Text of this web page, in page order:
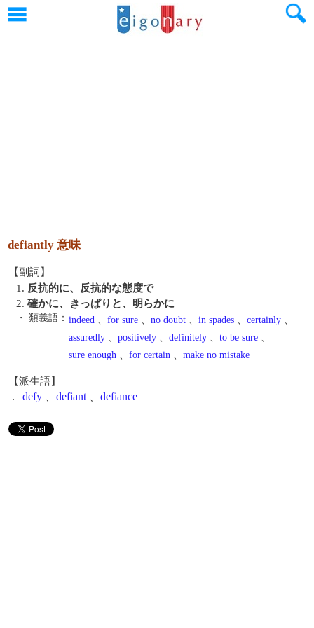
defiantly 意味
【副詞】
1. 反抗的に、反抗的な態度で
2. 確かに、きっぱりと、明らかに
・ 類義語： indeed 、 for sure 、 no doubt 、 in spades 、 certainly 、
assuredly 、 positively 、 definitely 、 to be sure 、
sure enough 、 for certain 、 make no mistake
【派生語】
. defy defiant defiance